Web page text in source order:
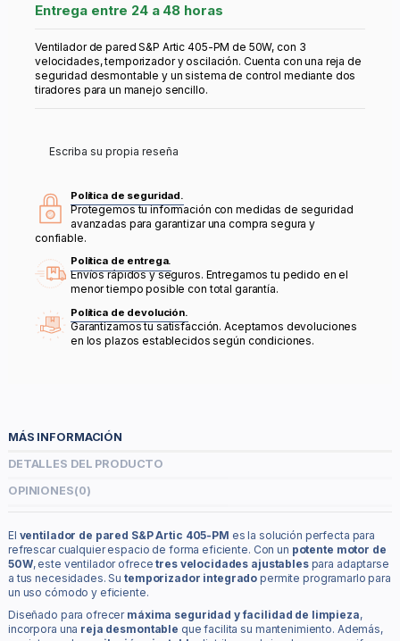
Entrega entre 24 a 48 horas
Ventilador de pared S&P Artic 405-PM de 50W, con 3
velocidades, temporizador y oscilación. Cuenta con una reja de
seguridad desmontable y un sistema de control mediante dos
tiradores para un manejo sencillo.
Escriba su propia reseña
Política de seguridad.
Protegemos tu información con medidas de seguridad
avanzadas para garantizar una compra segura y
confiable.
Política de entrega.
Envíos rápidos y seguros. Entregamos tu pedido en el
menor tiempo posible con total garantía.
Política de devolución.
Garantizamos tu satisfacción. Aceptamos devoluciones
en los plazos establecidos según condiciones.
MÁS INFORMACIÓN
DETALLES DEL PRODUCTO
OPINIONES(0)
El ventilador de pared S&P Artic 405-PM es la solución perfecta para
refrescar cualquier espacio de forma eficiente. Con un potente motor de
50W, este ventilador ofrecetres velocidades ajustablespara adaptarse
a tus necesidades. Sutemporizador integrado permite programarlo para
un uso cómodo y eficiente.
Diseñado para ofrecer máxima seguridad y facilidad de limpieza,
incorpora una reja desmontable que facilita su mantenimiento. Además,